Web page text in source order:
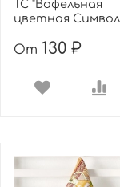
ТС "Вафельная
цветная Символ
От 130 ₽